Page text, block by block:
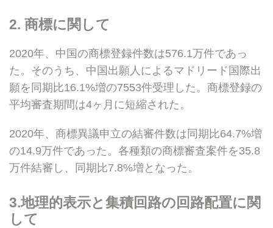
2. 商標に関して
2020年、中国の商標登録件数は576.1万件であっ
た。そのうち、中国出願人によるマドリード国際出
願を同期比16.1%増の7553件受理した。商標登録の
平均審査期間は4ヶ月に短縮された。
2020年、商標異議申立の結審件数は同期比64.7%増
の14.9万件であった。各種類の商標審査案件を35.8
万件結審し、同期比7.8%増となった。
3.地理的表示と集積回路の回路配置に関
して